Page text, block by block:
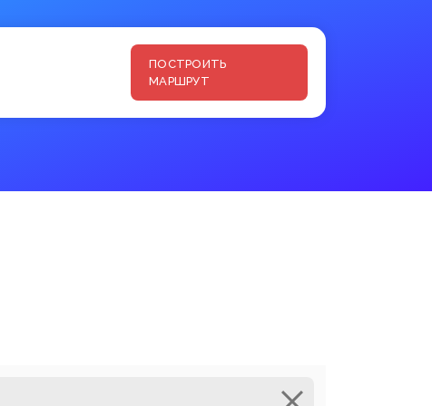
ПОСТРОИТЬ
МАРШРУТ